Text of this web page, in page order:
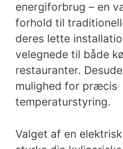
energiforbrug – en
forhold til
deres lette
velegnede til både
restauranter.
mulighed for præcis
temperaturstyring.
Valget af en